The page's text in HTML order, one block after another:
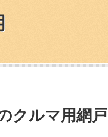
クルマ用網戸